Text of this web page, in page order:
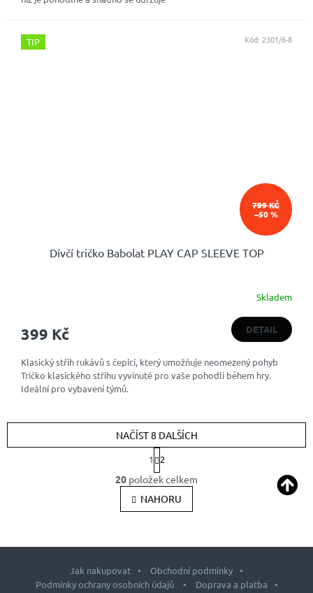
TIP
799 KČ
–50 %
Dívčí tričko Babolat PLAY CAP SLEEVE TOP
Skladem
399 Kč DETAIL
Klasický střih rukávů s čepicí, který umožňuje neomezený pohyb
Tričko klasického střihu vyvinuté pro vaše pohodlí během hry.
Ideální pro vybavení týmů.
Kód: 2301/6-8
O
v
l
á
í
p
NAČÍST 8 DALŠÍCH
S
t
r
á
n
k
á
í
1 2
20 položek celkem
NAHORU
Jak nakupovat
Obchodní podmínky
Podmínky ochrany osobních údajů
Doprava a platba